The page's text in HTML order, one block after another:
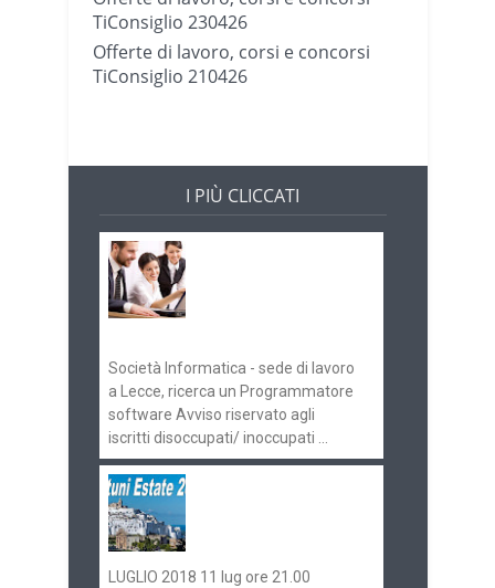
TiConsiglio 230426
Offerte di lavoro, corsi e concorsi
TiConsiglio 210426
I PIÙ CLICCATI
Società Informatica - sede di lavoro
a Lecce, ricerca un Programmatore
software Avviso riservato agli
iscritti disoccupati/ inoccupati ...
LUGLIO 2018 11 lug ore 21.00